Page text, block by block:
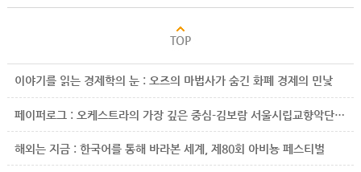
이야기를 읽는 경제학의 눈 : 오즈의 마법사가 숨긴 화폐 경제의 민낯
페이퍼로그 : 오케스트라의 가장 깊은 중심-김보람 서울시립교향악단 악보전문위원
해외는 지금 : 한국어를 통해 바라본 세계, 제80회 아비뇽 페스티벌